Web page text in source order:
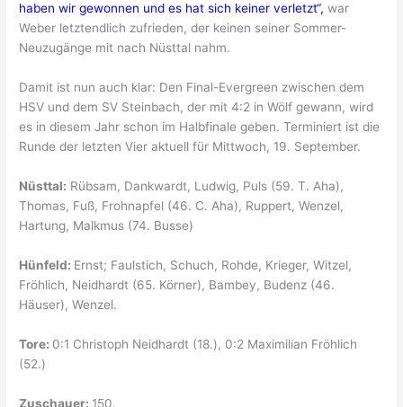
haben wir gewonnen und es hat sich keiner verletzt“, war
Weber letztendlich zufrieden, der keinen seiner Sommer-
Neuzugänge mit nach Nüsttal nahm.
Damit ist nun auch klar: Den Final-Evergreen zwischen dem
HSV und dem SV Steinbach, der mit 4:2 in Wölf gewann, wird
es in diesem Jahr schon im Halbfinale geben. Terminiert ist die
Runde der letzten Vier aktuell für Mittwoch, 19. September.
Nüsttal: Rübsam, Dankwardt, Ludwig, Puls (59. T. Aha),
Thomas, Fuß, Frohnapfel (46. C. Aha), Ruppert, Wenzel,
Hartung, Malkmus (74. Busse)
Hünfeld: Ernst; Faulstich, Schuch, Rohde, Krieger, Witzel,
Fröhlich, Neidhardt (65. Körner), Bambey, Budenz (46.
Häuser), Wenzel.
Tore: 0:1 Christoph Neidhardt (18.), 0:2 Maximilian Fröhlich
(52.)
Zuschauer: 150.